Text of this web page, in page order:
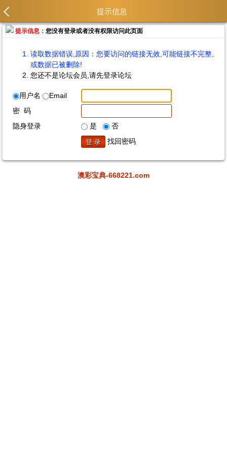
提示信息
提示信息：您没有登录或者没有权限访问此页面
读取数据错误,原因：您要访问的链接无效,可能链接不完整,
或数据已被删除!
您还不是论坛会员,请先登录论坛
用户名
Email
密 码
隐身登录
是
否
找回密码
澳彩宝典-668221.com